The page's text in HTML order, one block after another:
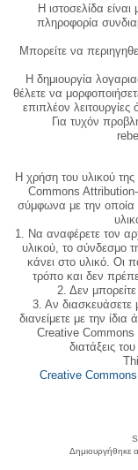
Η ιστοσελίδα
πληροφορία
Μπορείτε να
Η δημιουργία
θέλετε να
επιπλέον
Για τυχόν
Η χρήση του υλικού
Commons
σύμφωνα με την οποία
1. Να αναφέρετε τον
υλικού, το σύνδεσμο
κάνει στο υλικό. Οι
τρόπο και δεν
2. Δεν
3. Αν διασκευάσετε
διανείμετε με την
Creative Commons
διατάξεις
Creative
Δημιουργήθηκε